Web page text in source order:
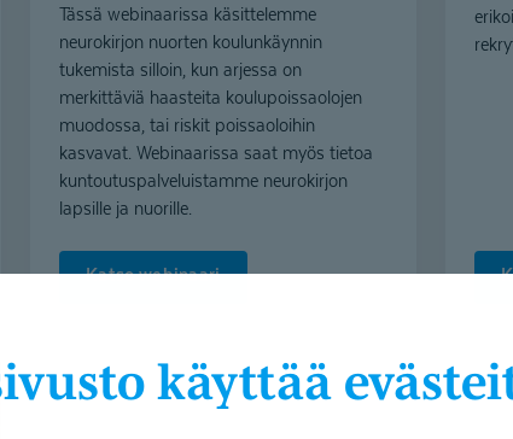
käyttää
Tässä webinaarissa käsittelemme
neurokirjon nuorten koulunkäynnin
tukemista silloin, kun arjessa on
merkittäviä haasteita koulupoissaolojen
muodossa, tai riskit poissaoloihin
kasvavat. Webinaarissa saat myös tietoa
kuntoutuspalveluistamme neurokirjon
lapsille ja nuorille.
Katso webinaari